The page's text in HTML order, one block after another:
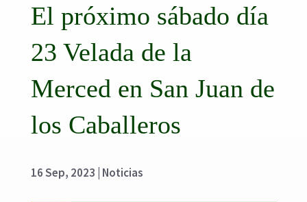
El próximo sábado día
23 Velada de la
Merced en San Juan de
los Caballeros
16 Sep, 2023 Noticias